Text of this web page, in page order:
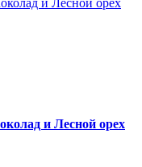
и Лесной орех